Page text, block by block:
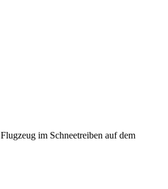
Flugzeug im Schneetreiben auf dem